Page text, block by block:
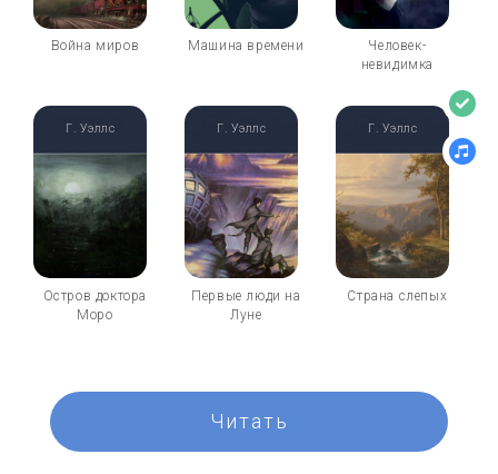
Читать
Война миров Машина времени
Человек-
невидимка
Остров доктора
Моро
Г. Уэллс
Первые люди на
Луне
Г. Уэллс
Страна слепых
Г. Уэллс